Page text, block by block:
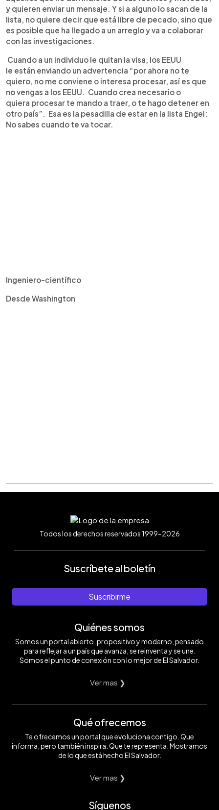
y quieren enviar un mensaje. Y si a alguno lo sacan de la
lista, no quiere decir que está libre de pecado, sino que
es posible que ha llegado a un arreglo y va a colaborar
con las investigaciones.
Cuando a un individuo le quitan la visa, los EEUU
le están enviando un advertencia “por ahora no te
quiero, no me conviene o interesa procesar, así es que
no vengas a los EEUU. Cuando crea necesario o
quiera procesar te mando a traer, o te hago detener en
otro país”. Esa es la pesadilla de estar en la lista Engel:
No sabes cuando te va tocar.
Ingeniero-científico
Desde Washington
Todos los derechos reservados 1999-2026
Suscríbete al boletín
Suscribirme
Quiénes somos
Somos un portal abierto, propositivo y moderno, pensado
para reflejar a un país que avanza, se reinventa y se une.
Somos el punto de conexión con lo mejor de El Salvador.
Ver mas ❯
Qué ofrecemos
Te ofrecemos un portal que evoluciona contigo. Que
informa, pero también inspira. Que te representa. Mostramos
de lo que está hecho El Salvador.
Ver mas ❯
Síguenos